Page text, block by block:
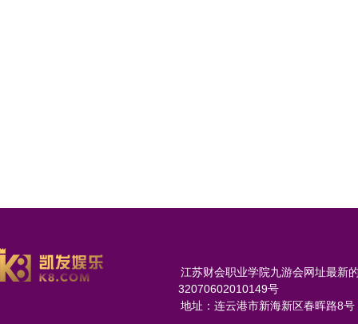
江苏财会职业学院九游会网址最新
32070602010149号
地址：连云港市新海新区春晖路8